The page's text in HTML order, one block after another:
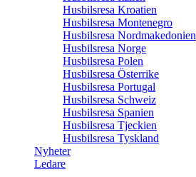
Husbilsresa Kroatien
Husbilsresa Montenegro
Husbilsresa Nordmakedonien
Husbilsresa Norge
Husbilsresa Polen
Husbilsresa Österrike
Husbilsresa Portugal
Husbilsresa Schweiz
Husbilsresa Spanien
Husbilsresa Tjeckien
Husbilsresa Tyskland
Nyheter
Ledare